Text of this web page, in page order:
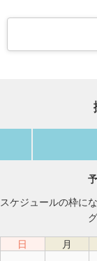
スケジュールの枠に
日 月